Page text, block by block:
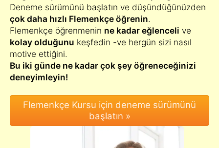
Deneme sürümünü başlatın ve düşündüğünüzden
çok daha hızlı Flemenkçe öğrenin.
Flemenkçe öğrenmenin ne kadar eğlenceli ve
kolay olduğunu keşfedin -ve hergün sizi nasıl
motive ettiğini.
Bu iki günde ne kadar çok şey öğreneceğinizi
deneyimleyin!